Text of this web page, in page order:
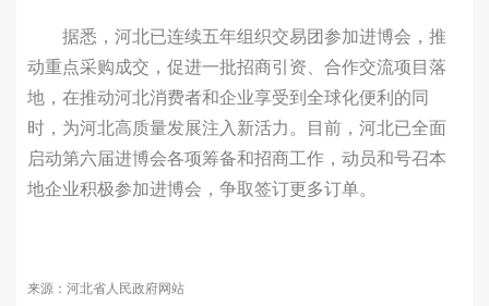
据悉，河北已连续五年组织交易团参加进博会，推
动重点采购成交，促进一批招商引资、合作交流项目落
地，在推动河北消费者和企业享受到全球化便利的同
时，为河北高质量发展注入新活力。目前，河北已全面
启动第六届进博会各项筹备和招商工作，动员和号召本
地企业积极参加进博会，争取签订更多订单。
来源：河北省人民政府网站